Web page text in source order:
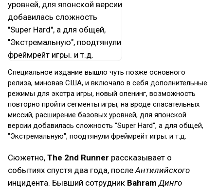
Специальное издание вышло чуть позже основного
релиза, миновав США, и включало в себя дополнительные
режимы для экстра игры, новый опенинг, возможность
повторно пройти сегменты игры, на вроде спасательных
миссий, расширение базовых уровней, для японской
версии добавилась сложность "Super Hard", а для общей,
"Экстремальную", поодтянули фреймрейт игры. и т.д.
Сюжетно, The 2nd Runner рассказывает о
событиях спустя два года, послеАнтилийского
инцидента. Бывший сотрудник BahramДинго